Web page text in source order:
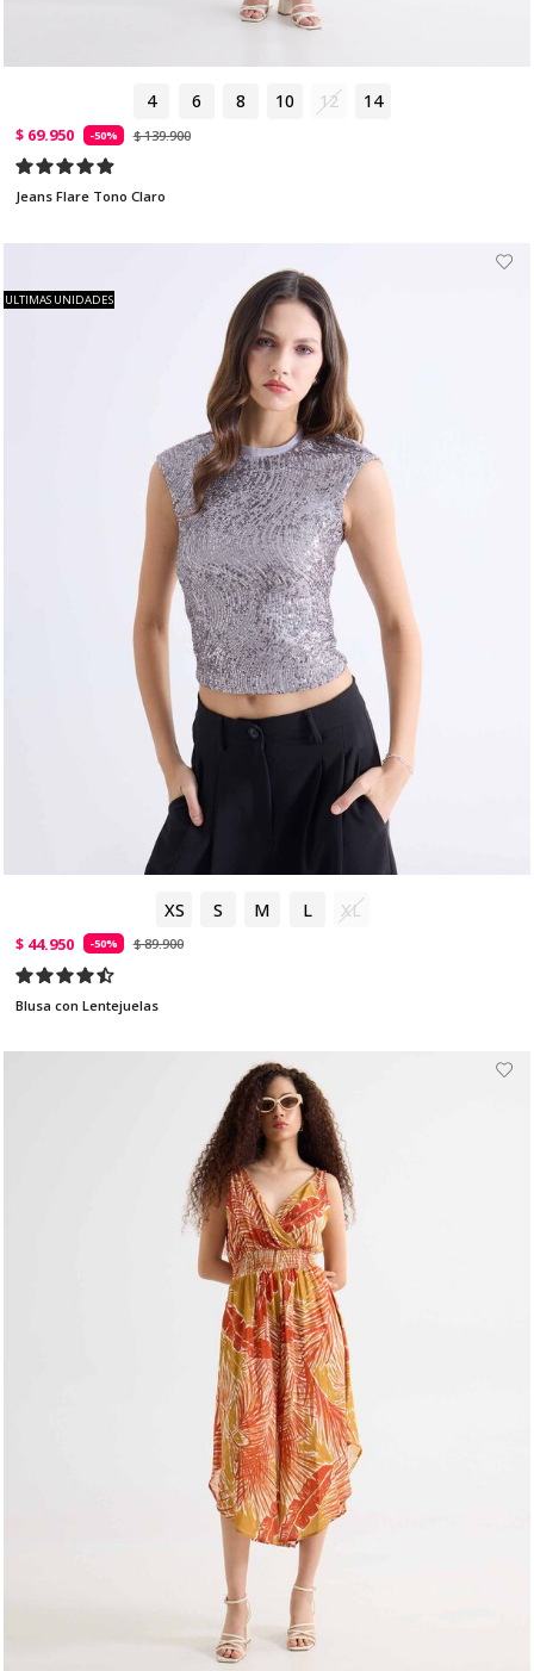
4 6 8 10 12 14
$ 69.950 -50% $ 139.900
Jeans Flare Tono Claro
XS S M L XL
ULTIMAS UNIDADES
$ 44.950 -50% $ 89.900
Blusa con Lentejuelas